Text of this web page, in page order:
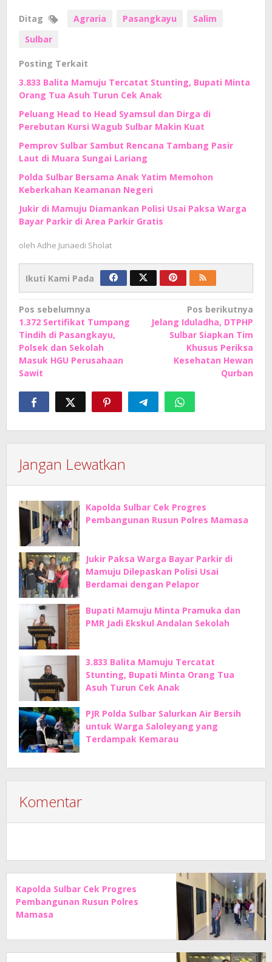
Ditag Agraria Pasangkayu
Salim
Sulbar
Posting Terkait
3.833 Balita Mamuju Tercatat Stunting, Bupati Minta
Orang Tua Asuh Turun Cek Anak
Peluang Head to Head Syamsul dan Dirga di
Perebutan Kursi Wagub Sulbar Makin Kuat
Pemprov Sulbar Sambut Rencana Tambang Pasir
Laut di Muara Sungai Lariang
Polda Sulbar Bersama Anak Yatim Memohon
Keberkahan Keamanan Negeri
Jukir di Mamuju Diamankan Polisi Usai Paksa Warga
Bayar Parkir di Area Parkir Gratis
oleh Adhe Junaedi Sholat
Ikuti Kami Pada
Navigasi
pos
Pos sebelumnya
1.372 Sertifikat Tumpang
Tindih di Pasangkayu,
Polsek dan Sekolah
Masuk HGU Perusahaan
Sawit
Pos berikutnya
Jelang Iduladha, DTPHP
Sulbar Siapkan Tim
Khusus Periksa
Kesehatan Hewan
Qurban
Jangan Lewatkan
Kapolda Sulbar Cek Progres
Pembangunan Rusun Polres Mamasa
Jukir Paksa Warga Bayar Parkir di
Mamuju Dilepaskan Polisi Usai
Berdamai dengan Pelapor
Bupati Mamuju Minta Pramuka dan
PMR Jadi Ekskul Andalan Sekolah
3.833 Balita Mamuju Tercatat
Stunting, Bupati Minta Orang Tua
Asuh Turun Cek Anak
PJR Polda Sulbar Salurkan Air Bersih
untuk Warga Saloleyang yang
Terdampak Kemarau
Komentar
Kapolda Sulbar Cek Progres
Pembangunan Rusun Polres
Mamasa